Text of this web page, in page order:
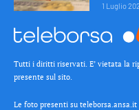
1 Luglio
Tutti i diritti riservati. E’ vietata la
presente sul sito.
Le foto presenti su